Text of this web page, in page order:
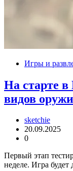
Игры и
На старте в
видов
sketchie
20.09.2025
0
Первый этап
неделе. Игра будет